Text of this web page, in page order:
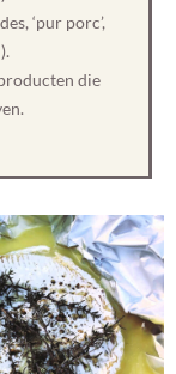
‘pur porc’,
die